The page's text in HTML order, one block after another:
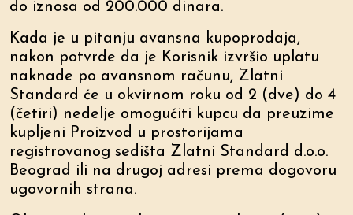
do iznosa od 200.000 dinara.
Kada je u pitanju avansna kupoprodaja,
nakon potvrde da je Korisnik izvršio uplatu
naknade po avansnom računu, Zlatni
Standard će u okvirnom roku od 2 (dve) do 4
(četiri) nedelje omogućiti kupcu da preuzime
kupljeni Proizvod u prostorijama
registrovanog sedišta Zlatni Standard d.o.o.
Beograd ili na drugoj adresi prema dogovoru
ugovornih strana.